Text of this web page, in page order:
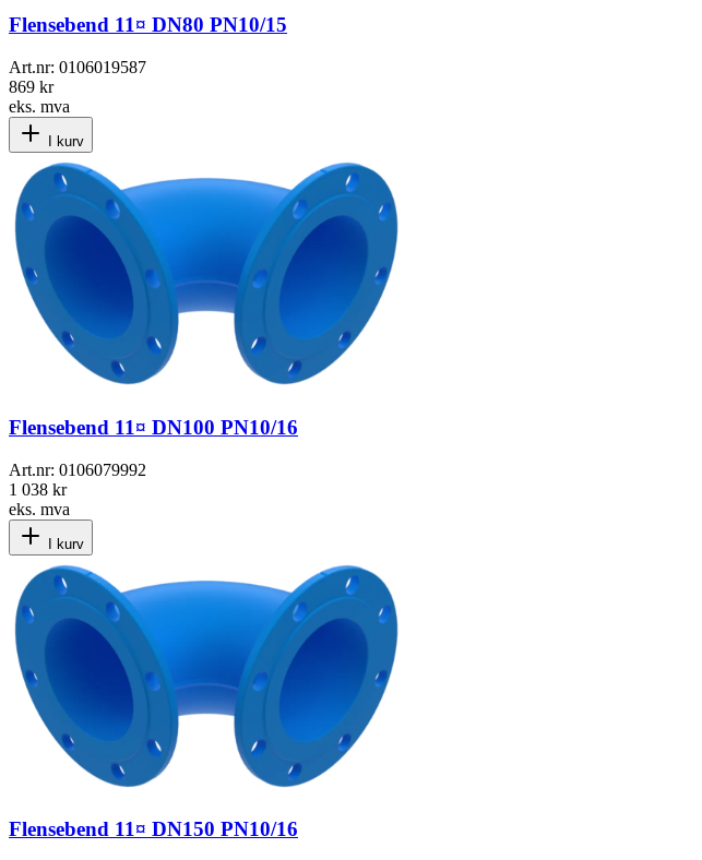
Flensebend 11¤ DN80 PN10/15
Art.nr: 0106019587
869 kr
eks. mva
I kurv
Flensebend 11¤ DN100 PN10/16
Art.nr: 0106079992
1 038 kr
eks. mva
I kurv
Flensebend 11¤ DN150 PN10/16